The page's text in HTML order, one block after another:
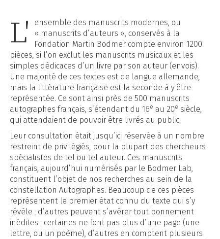
L'
ensemble des manuscrits modernes, ou
« manuscrits d’auteurs », conservés à la
Fondation Martin Bodmer compte environ 1200
pièces, si l’on exclut les manuscrits musicaux et les
simples dédicaces d’un livre par son auteur (envois).
Une majorité de ces textes est de langue allemande,
mais la littérature française est la seconde à y être
représentée. Ce sont ainsi près de 500 manuscrits
autographes français, s’étendant du 16e au 20e siècle,
qui attendaient de pouvoir être livrés au public.
Leur consultation était jusqu’ici réservée à un nombre
restreint de privilégiés, pour la plupart des chercheurs
spécialistes de tel ou tel auteur. Ces manuscrits
français, aujourd’hui numérisés par le Bodmer Lab,
constituent l’objet de nos recherches au sein de la
constellation Autographes. Beaucoup de ces pièces
représentent le premier état connu du texte qui s’y
révèle ; d’autres peuvent s’avérer tout bonnement
inédites ; certaines ne font pas plus d’une page (une
lettre, ou un poème), d’autres en comptent plusieurs